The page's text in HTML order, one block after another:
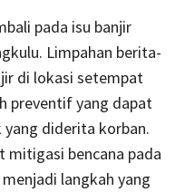
pada isu banjir
Limpahan berita-
di lokasi setempat
preventif yang dapat
yang diderita korban.
mitigasi bencana pada
langkah yang